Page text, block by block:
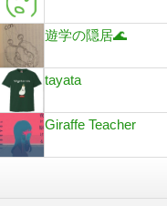
遊学の隠居🌊
tayata
Giraffe Teacher